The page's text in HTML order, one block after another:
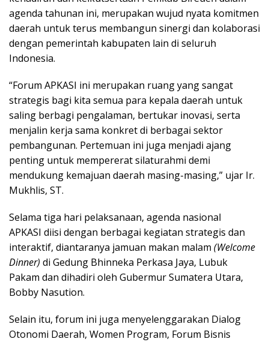
agenda tahunan ini, merupakan wujud nyata komitmen
daerah untuk terus membangun sinergi dan kolaborasi
dengan pemerintah kabupaten lain di seluruh
Indonesia.
“Forum APKASI ini merupakan ruang yang sangat
strategis bagi kita semua para kepala daerah untuk
saling berbagi pengalaman, bertukar inovasi, serta
menjalin kerja sama konkret di berbagai sektor
pembangunan. Pertemuan ini juga menjadi ajang
penting untuk mempererat silaturahmi demi
mendukung kemajuan daerah masing-masing,” ujar Ir.
Mukhlis, ST.
Selama tiga hari pelaksanaan, agenda nasional
APKASI diisi dengan berbagai kegiatan strategis dan
interaktif, diantaranya jamuan makan malam (Welcome
Dinner) di Gedung Bhinneka Perkasa Jaya, Lubuk
Pakam dan dihadiri oleh Gubermur Sumatera Utara,
Bobby Nasution.
Selain itu, forum ini juga menyelenggarakan Dialog
Otonomi Daerah, Women Program, Forum Bisnis